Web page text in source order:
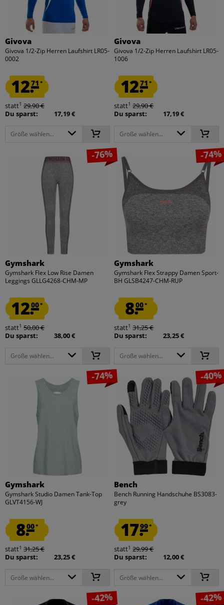
Givova
Givova 1/2-Zip Herren Laufshirt LR05-
0002
12.71 *
statt1 29,90 €
Du sparst:
17,19 €
Größe wählen...
Givova
Givova 1/2-Zip Herren Laufshirt LR05-
1006
12.71 *
statt1 29,90 €
Du sparst:
17,19 €
Größe wählen...
-76%
Gymshark
Gymshark Flex Low Rise Damen
Leggings GLLG4268-CHM-MP
12.00*
statt1 50,00 €
Du sparst:
38,00 €
Größe wählen...
-74%
Gymshark
Gymshark Flex Strappy Damen Sport-
BH GLSB4247-CHM-RUP
8.00*
statt1 31,25 €
Du sparst:
23,25 €
Größe wählen...
-74%
Gymshark
Gymshark Studio Damen Tank-Top
GLVT4156-WJ
8.00*
statt1 31,25 €
Du sparst:
23,25 €
Größe wählen...
-40%
Bench
Bench Running Handschuhe BS3083-
grey
17.99*
statt1 29,99 €
Du sparst:
12,00 €
Größe wählen...
-42% -42%